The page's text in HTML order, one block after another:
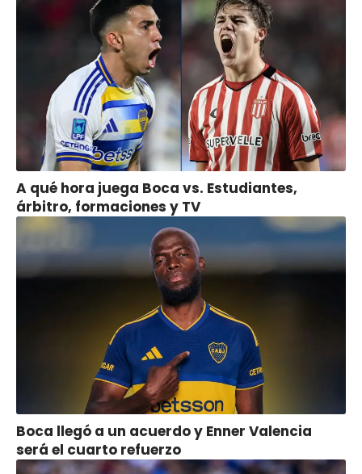
A qué hora juega Boca vs. Estudiantes,
árbitro, formaciones y TV
Boca llegó a un acuerdo y Enner Valencia
será el cuarto refuerzo